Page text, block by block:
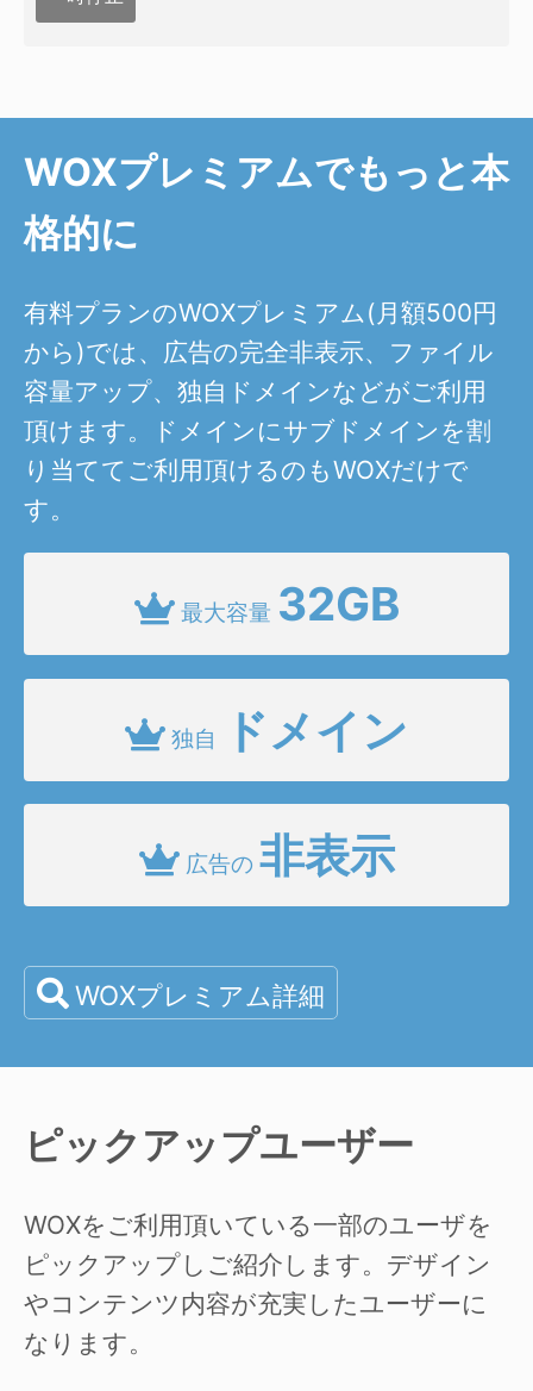
WOXプレミアムでもっと本
格的に
有料プランのWOXプレミアム(月額500円
から)では、広告の完全非表示、ファイル
容量アップ、独自ドメインなどがご利用
頂けます。ドメインにサブドメインを割
り当ててご利用頂けるのもWOXだけで
す。
最大容量 32GB
独自 ドメイン
広告の 非表示
WOXプレミアム詳細
ピックアップユーザー
WOXをご利用頂いている一部のユーザを
ピックアップしご紹介します。デザイン
やコンテンツ内容が充実したユーザーに
なります。